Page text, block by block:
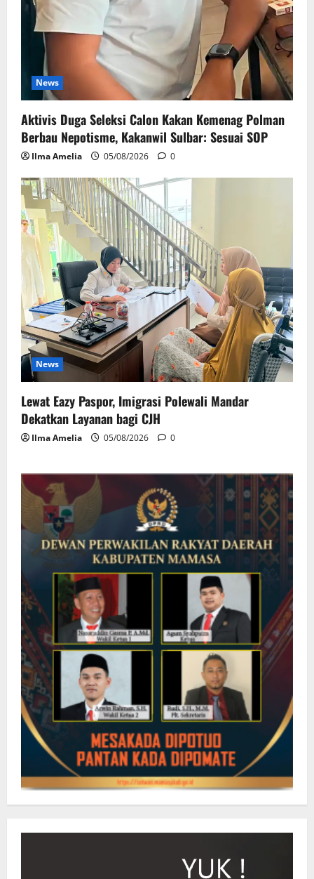
News
Aktivis Duga Seleksi Calon Kakan Kemenag Polman
Berbau Nepotisme, Kakanwil Sulbar: Sesuai SOP
Ilma Amelia 05/08/2026 0
News
Lewat Eazy Paspor, Imigrasi Polewali Mandar
Dekatkan Layanan bagi CJH
Ilma Amelia 05/08/2026 0